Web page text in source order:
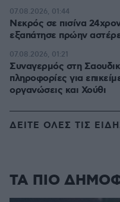
Νεκρός σε πισίνα
εξαπάτησε πρώην
07.08.2026, 01:44
Συναγερμός στη
πληροφορίες για
οργανώσεις και Χούθι
07.08.2026, 01:21
ΔΕΙΤΕ ΟΛΕΣ ΤΙΣ
ΤΑ ΠΙΟ